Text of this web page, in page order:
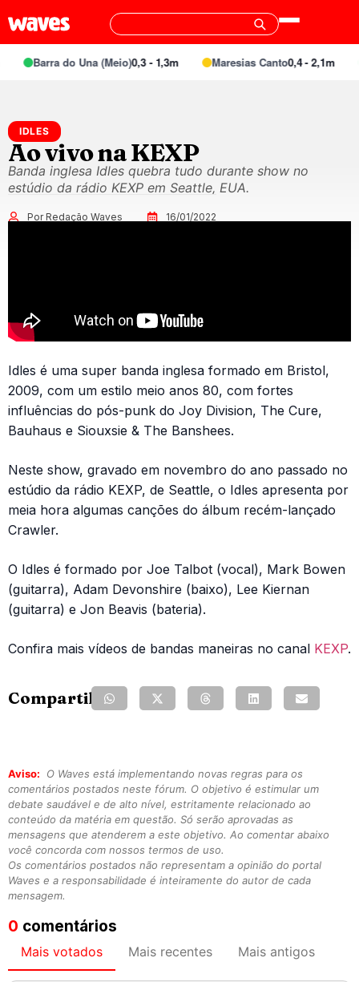
Barra do Una (Meio)0,3 - 1,3m Maresias Canto0,4 - 2,1m
IDLES
Ao vivo na KEXP
Banda inglesa Idles quebra tudo durante show no
estúdio da rádio KEXP em Seattle, EUA.
Por Redação Waves 16/01/2022
Idles é uma super banda inglesa formado em Bristol,
2009, com um estilo meio anos 80, com fortes
influências do pós-punk do Joy Division, The Cure,
Bauhaus e Siouxsie & The Banshees.
Neste show, gravado em novembro do ano passado no
estúdio da rádio KEXP, de Seattle, o Idles apresenta por
meia hora algumas canções do álbum recém-lançado
Crawler.
O Idles é formado por Joe Talbot (vocal), Mark Bowen
(guitarra), Adam Devonshire (baixo), Lee Kiernan
(guitarra) e Jon Beavis (bateria).
Confira mais vídeos de bandas maneiras no canal KEXP.
Compartilhe:
Aviso:
O Waves está implementando novas regras para os
comentários postados neste fórum. O objetivo é estimular um
debate saudável e de alto nível, estritamente relacionado ao
conteúdo da matéria em questão. Só serão aprovadas as
mensagens que atenderem a este objetivo. Ao comentar abaixo
você concorda com nossos termos de uso.
Os comentários postados não representam a opinião do portal
Waves e a responsabilidade é inteiramente do autor de cada
mensagem.
0 comentários
Mais votados Mais recentes Mais antigos